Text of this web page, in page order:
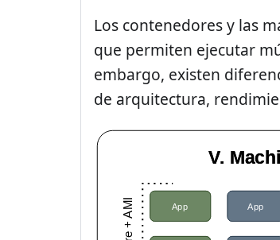
Los contenedores y las
que permiten ejecutar
embargo, existen
de arquitectura,